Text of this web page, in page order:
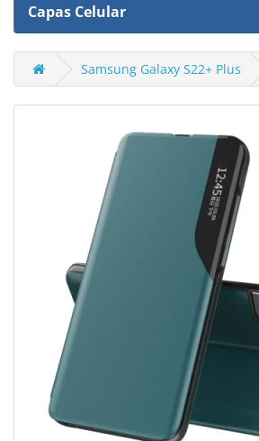
Capas Celular
Samsung Galaxy S22+ Plus